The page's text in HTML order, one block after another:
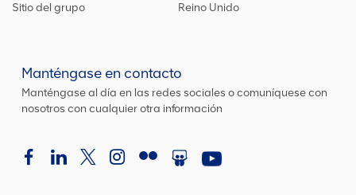
Sitio del grupo
Reino Unido
Manténgase en contacto
Manténgase al día en las redes sociales o comuníquese con
nosotros con cualquier otra información